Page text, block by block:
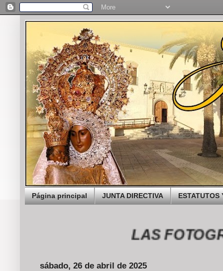
Página principal JUNTA DIRECTIVA ESTATUTOS
LAS
sábado, 26 de abril de 2025